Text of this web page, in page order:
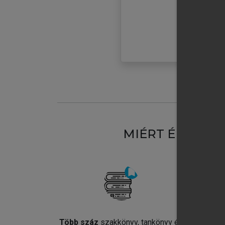
MIÉRT
Több száz szakkönyv, tankönyv és